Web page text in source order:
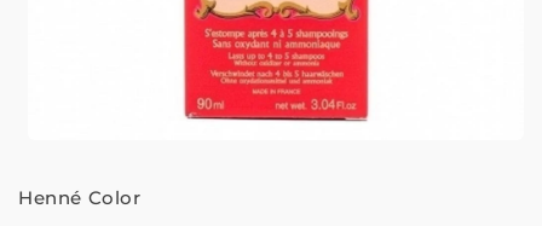
1
Henné Color